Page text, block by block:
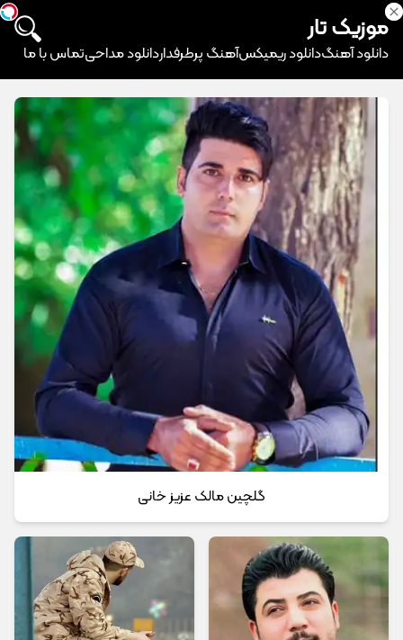
موزیک تار
دانلود آهنگدانلود ریمیکسآهنگ پرطرفداردانلود مداحیتماس با ما
گلچین مالک عزیز خانی